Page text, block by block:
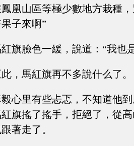
凰山區等極少數地方栽種
子來啊”
旗臉色一緩，說道：“我也
，馬紅旗再不多說什么了。
心里有些忐忑，不知道他
旗搖了搖手，拒絕了，從
著走了。